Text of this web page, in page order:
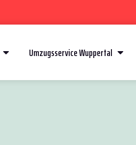
Umzugsservice Wuppertal